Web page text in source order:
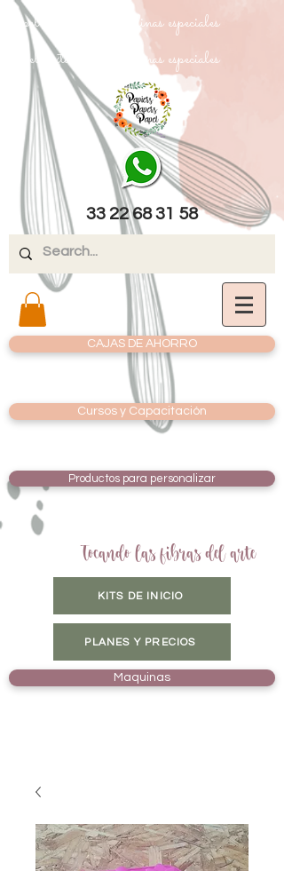
papel texturizado cartulinas especiales
papel texturizado cartulinas especiales
33 22 68 31 58
CAJAS DE AHORRO
Cursos y Capacitación
Productos para personalizar
Tocando las fibras del arte
KITS DE INICIO
PLANES Y PRECIOS
Maquinas